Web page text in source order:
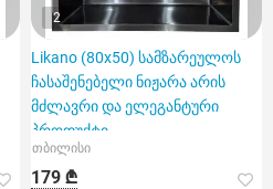
2
Likano (80x50) სამზარეულოს
ჩასაშენებელი ნიჟარა არის
მძლავრი და ელეგანტური
პროდუქტი
თბილისი
179 ₾